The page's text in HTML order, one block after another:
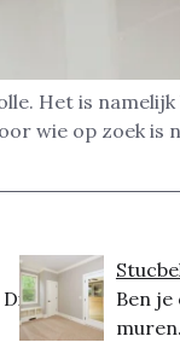
Het is
wie op zoek is
Dit
Ben